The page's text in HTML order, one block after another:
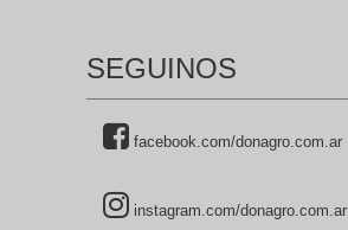
SEGUINOS
facebook.com/donagro.com.ar
instagram.com/donagro.com.ar